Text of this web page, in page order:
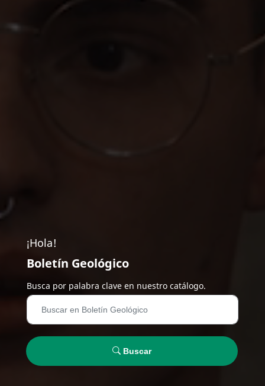
¡Hola!
Boletín Geológico
Busca por palabra clave en nuestro catálogo.
Buscar